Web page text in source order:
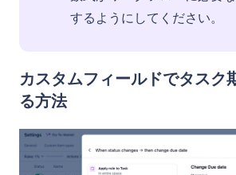
するようにしてください。
カスタムフィールドでタスク
る方法